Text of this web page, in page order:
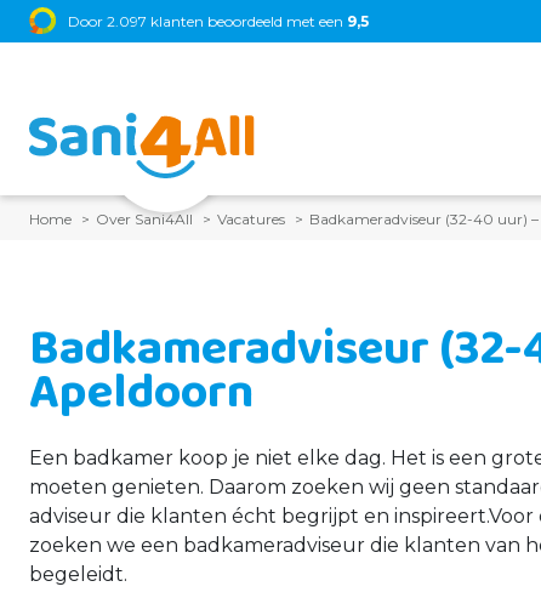
Door 2.097 klanten beoordeeld met een 9,5
• Sunshower • Thebalux • Brauer • Primabad
Home Over Sani4All Vacatures Badkameradviseur (32-40 uur)
Badkameradviseur
Apeldoorn
Een badkamer koop je niet elke dag. Het is een
moeten genieten. Daarom zoeken wij geen
adviseur die klanten écht begrijpt en
zoeken we een badkameradviseur die klanten van
begeleidt.